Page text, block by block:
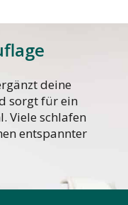
deine
sorgt für ein
Viele schlafen
entspannter